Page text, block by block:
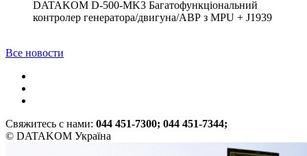
DATAKOM D-500-MK3 Багатофункціональний
контролер генератора/двигуна/АВР з MPU + J1939
Все новости
Свяжитесь с нами: 044 451-7300; 044 451-7344;
© DATAKOM Україна